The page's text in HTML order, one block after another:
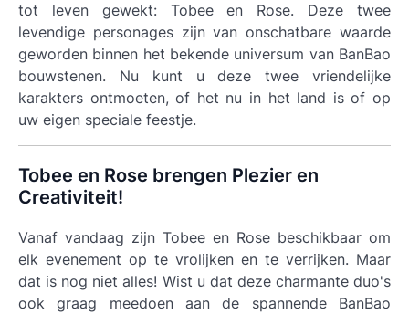
tot leven gewekt: Tobee en Rose. Deze twee
levendige personages zijn van onschatbare waarde
geworden binnen het bekende universum van BanBao
bouwstenen. Nu kunt u deze twee vriendelijke
karakters ontmoeten, of het nu in het land is of op
uw eigen speciale feestje.
Tobee en Rose brengen Plezier en
Creativiteit!
Vanaf vandaag zijn Tobee en Rose beschikbaar om
elk evenement op te vrolijken en te verrijken. Maar
dat is nog niet alles! Wist u dat deze charmante duo's
ook graag meedoen aan de spannende BanBao